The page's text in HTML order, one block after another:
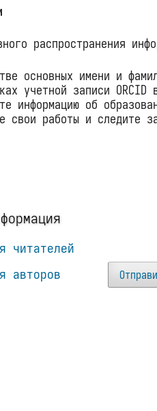
распространения
основных имени и
учетной записи
информацию об
свои работы и следите
читателей
авторов